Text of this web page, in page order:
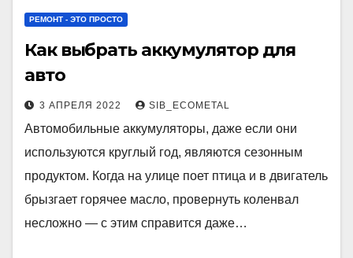
РЕМОНТ - ЭТО ПРОСТО
Как выбрать аккумулятор для
авто
3 АПРЕЛЯ 2022 SIB_ECOMETAL
Автомобильные аккумуляторы, даже если они
используются круглый год, являются сезонным
продуктом. Когда на улице поет птица и в двигатель
брызгает горячее масло, провернуть коленвал
несложно — с этим справится даже…